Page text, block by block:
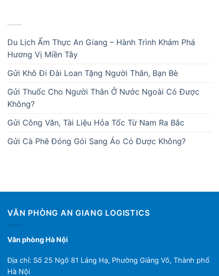
Du Lịch Ẩm Thực An Giang – Hành Trình Khám Phá
Hương Vị Miền Tây
Gửi Khô Đi Đài Loan Tặng Người Thân, Bạn Bè
Gửi Thuốc Cho Người Thân Ở Nước Ngoài Có Được
Không?
Gửi Công Văn, Tài Liệu Hỏa Tốc Từ Nam Ra Bắc
Gửi Cà Phê Đóng Gói Sang Áo Có Được Không?
VĂN PHÒNG AN GIANG LOGISTICS
Văn phòng Hà Nội
Địa chỉ: Số 25 Ngõ 81 Láng Hạ, Phường Giảng Võ, Thành phố
Hà Nội